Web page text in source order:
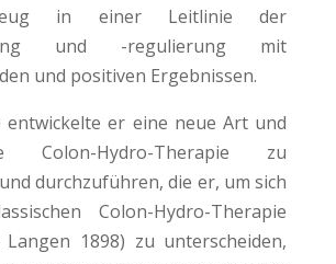
in einer Leitlinie der
und -regulierung mit
und positiven Ergebnissen.
entwickelte er eine neue Art und
Colon-Hydro-Therapie zu
durchzuführen, die er, um sich
Colon-Hydro-Therapie
1898) zu unterscheiden,